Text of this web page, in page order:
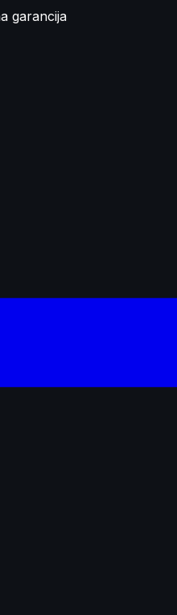
garancija